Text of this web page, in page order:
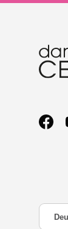
Land/